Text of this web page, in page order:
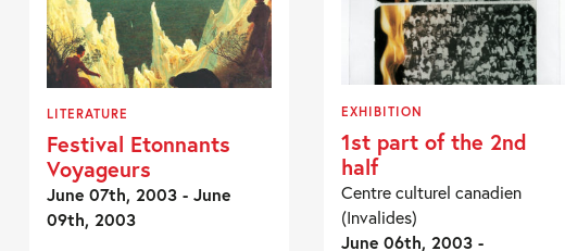
LITERATURE
Festival Etonnants
Voyageurs
June 07th, 2003 - June
09th, 2003
EXHIBITION
1st part of the 2nd
half
Centre culturel canadien
(Invalides)
June 06th, 2003 -